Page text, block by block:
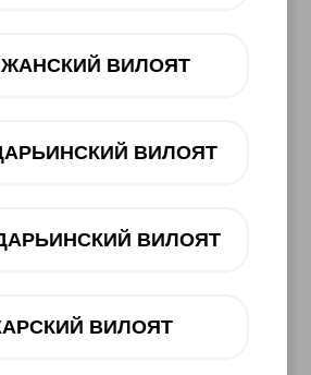
ВИЛОЯТ
ВИЛОЯТ
ВИЛОЯТ
ВИЛОЯТ